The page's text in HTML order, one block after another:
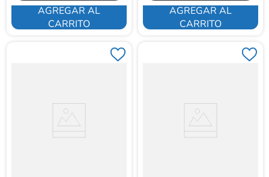
AGREGAR AL
CARRITO
AGREGAR AL
CARRITO